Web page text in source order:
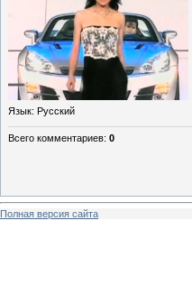
Язык: Русский
Всего комментариев: 0
Полная версия сайта